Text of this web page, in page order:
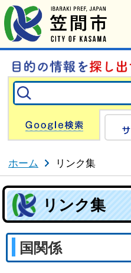
ホーム リンク集
リンク集
国関係